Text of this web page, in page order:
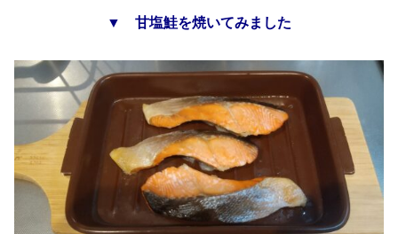
▼ 甘塩鮭を焼いてみました